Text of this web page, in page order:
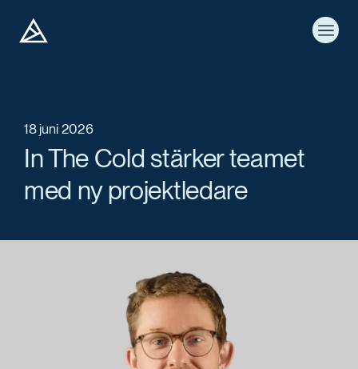
18 juni 2026
In The Cold stärker teamet
med ny projektledare